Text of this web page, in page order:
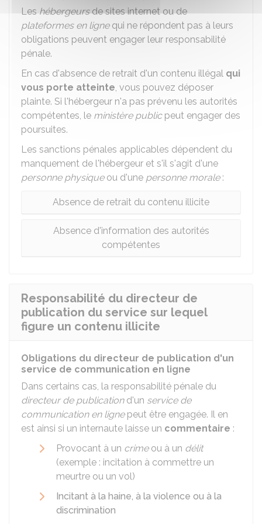
Leshébergeursde sites internet ou de
plateformes en lignequi ne répondent pas à leurs
obligations peuvent engager leur responsabilité
pénale.
En cas d'absence de retrait d'un contenu illégal qui
vous porte atteinte, vous pouvez déposer
plainte. Si l'hébergeur n'a pas prévenu les autorités
compétentes, le ministère publicpeut engager des
poursuites.
Les sanctions pénales applicables dépendent du
manquement de l'hébergeur et s'il s'agit d'une
personne physiqueou d'une personne morale:
Absence de retrait du contenu illicite
Absence d'information des autorités
compétentes
Responsabilité du directeur de
publication du service sur lequel
figure un contenu illicite
Obligations du directeur de publication d'un
service de communication en ligne
Dans certains cas, la responsabilité pénale du
directeur de publicationd'un service de
communication en lignepeut être engagée. Il en
est ainsi si un internaute laisse un commentaire :
Provocant à un crimeou à un délit
(exemple : incitation à commettre un
meurtre ou un vol)
Incitant à la haine, à la violence ou à la
discrimination